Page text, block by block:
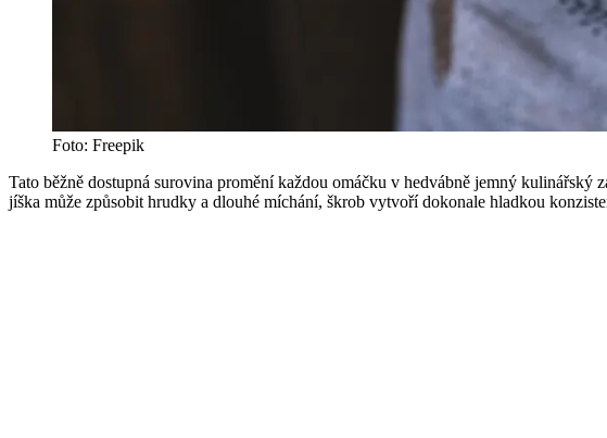
Foto: Freepik
Tato běžně dostupná surovina promění každou omáčku v hedvábně jemný kulinářský
jíška může způsobit hrudky a dlouhé míchání, škrob vytvoří dokonale hladkou